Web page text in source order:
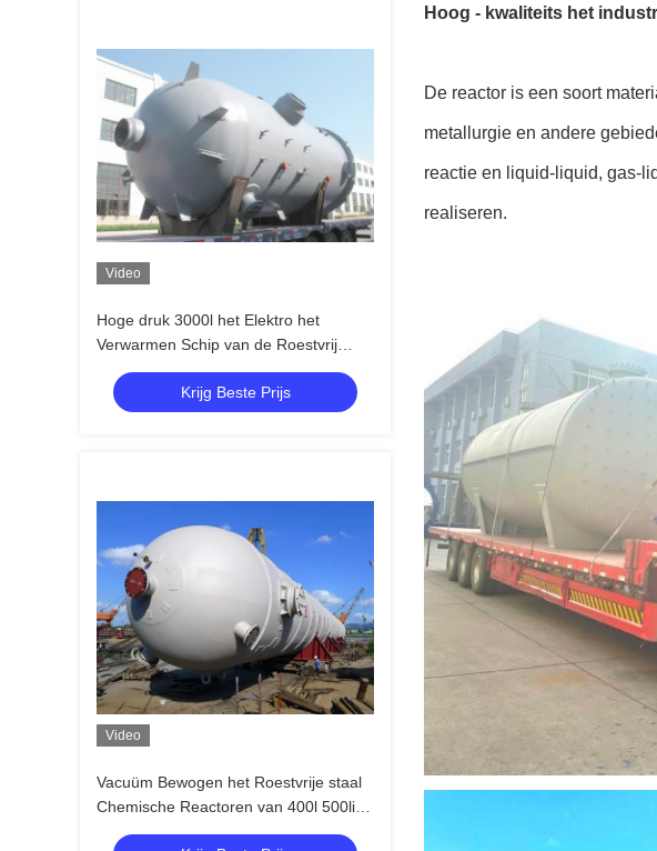
Video
Hoge druk 3000l het Elektro het
Verwarmen Schip van de Roestvrij
staalreactie
Krijg Beste Prijs
Video
Vacuüm Bewogen het Roestvrije staal
Chemische Reactoren van 400l 500liter
met Verwarmer
Hoog - kwaliteits het
De reactor is een soort
metallurgie en andere
reactie en liquid-liquid, gas-
realiseren.